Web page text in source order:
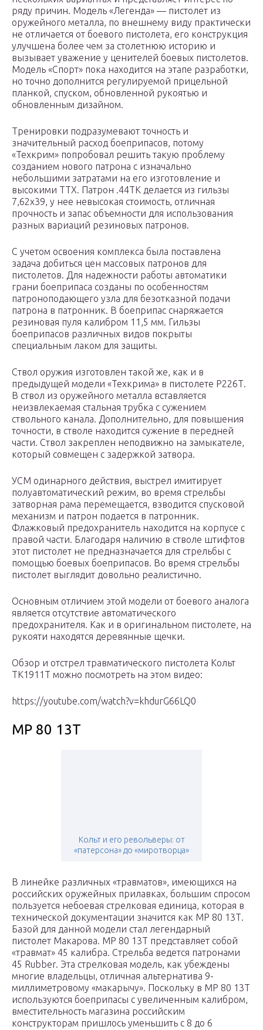
ряду причин. Модель «Легенда» — пистолет из
оружейного металла, по внешнему виду практически
не отличается от боевого пистолета, его конструкция
улучшена более чем за столетнюю историю и
вызывает уважение у ценителей боевых пистолетов.
Модель «Спорт» пока находится на этапе разработки,
но точно дополнится регулируемой прицельной
планкой, спуском, обновленной рукоятью и
обновленным дизайном.
Тренировки подразумевают точность и
значительный расход боеприпасов, потому
«Техкрим» попробовал решить такую проблему
созданием нового патрона с изначально
небольшими затратами на его изготовление и
высокими ТТХ. Патрон .44ТК делается из гильзы
7,62х39, у нее невысокая стоимость, отличная
прочность и запас объемности для использования
разных вариаций резиновых патронов.
С учетом освоения комплекса была поставлена
задача добиться цен массовых патронов для
пистолетов. Для надежности работы автоматики
грани боеприпаса созданы по особенностям
патроноподающего узла для безотказной подачи
патрона в патронник. В боеприпас снаряжается
резиновая пуля калибром 11,5 мм. Гильзы
боеприпасов различных видов покрыты
специальным лаком для защиты.
Ствол оружия изготовлен такой же, как и в
предыдущей модели «Техкрима» в пистолете Р226Т.
В ствол из оружейного металла вставляется
неизвлекаемая стальная трубка с сужением
ствольного канала. Дополнительно, для повышения
точности, в стволе находится сужение в передней
части. Ствол закреплен неподвижно на замыкателе,
который совмещен с задержкой затвора.
УСМ одинарного действия, выстрел имитирует
полуавтоматический режим, во время стрельбы
затворная рама перемещается, взводится спусковой
механизм и патрон подается в патронник.
Флажковый предохранитель находится на корпусе с
правой части. Благодаря наличию в стволе штифтов
этот пистолет не предназначается для стрельбы с
помощью боевых боеприпасов. Во время стрельбы
пистолет выглядит довольно реалистично.
Основным отличием этой модели от боевого аналога
является отсутствие автоматического
предохранителя. Как и в оригинальном пистолете, на
рукояти находятся деревянные щечки.
Обзор и отстрел травматического пистолета Кольт
ТК1911Т можно посмотреть на этом видео:
https://youtube.com/watch?v=khdurG66LQ0
МР 80 13Т
Кольт и его револьверы: от
«патерсона» до «миротворца»
В линейке различных «травматов», имеющихся на
российских оружейных прилавках, большим спросом
пользуется небоевая стрелковая единица, которая в
технической документации значится как МР 80 13Т.
Базой для данной модели стал легендарный
пистолет Макарова. МР 80 13Т представляет собой
«травмат» 45 калибра. Стрельба ведется патронами
45 Rubber. Эта стрелковая модель, как убеждены
многие владельцы, отличная альтернатива 9-
миллиметровому «макарычу». Поскольку в МР 80 13Т
используются боеприпасы с увеличенным калибром,
вместительность магазина российским
конструкторам пришлось уменьшить с 8 до 6